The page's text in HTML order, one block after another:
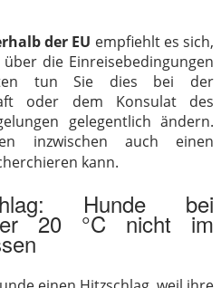
der EU empfiehlt es sich,
die Einreisebedingungen
tun Sie dies bei der
oder dem Konsulat des
gelegentlich ändern.
inzwischen auch einen
kann.
Hunde bei
20 °C nicht im